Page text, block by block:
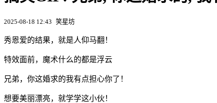
2025-08-18 12:43 笑星坊
秀恩爱的结果，就是人仰马翻！
特效面前，魔术什么的都是浮云
兄弟，你这婚求的我有点担心你了！
想要美丽漂亮，就学学这小伙！